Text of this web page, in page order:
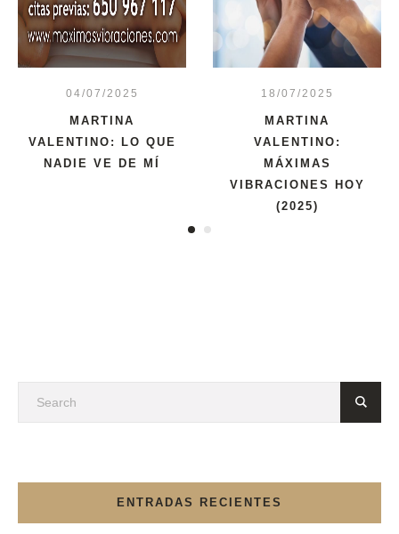
04/07/2025
MARTINA
VALENTINO: LO QUE
NADIE VE DE MÍ
18/07/2025
MARTINA
VALENTINO:
MÁXIMAS
VIBRACIONES HOY
(2025)
ENTRADAS RECIENTES